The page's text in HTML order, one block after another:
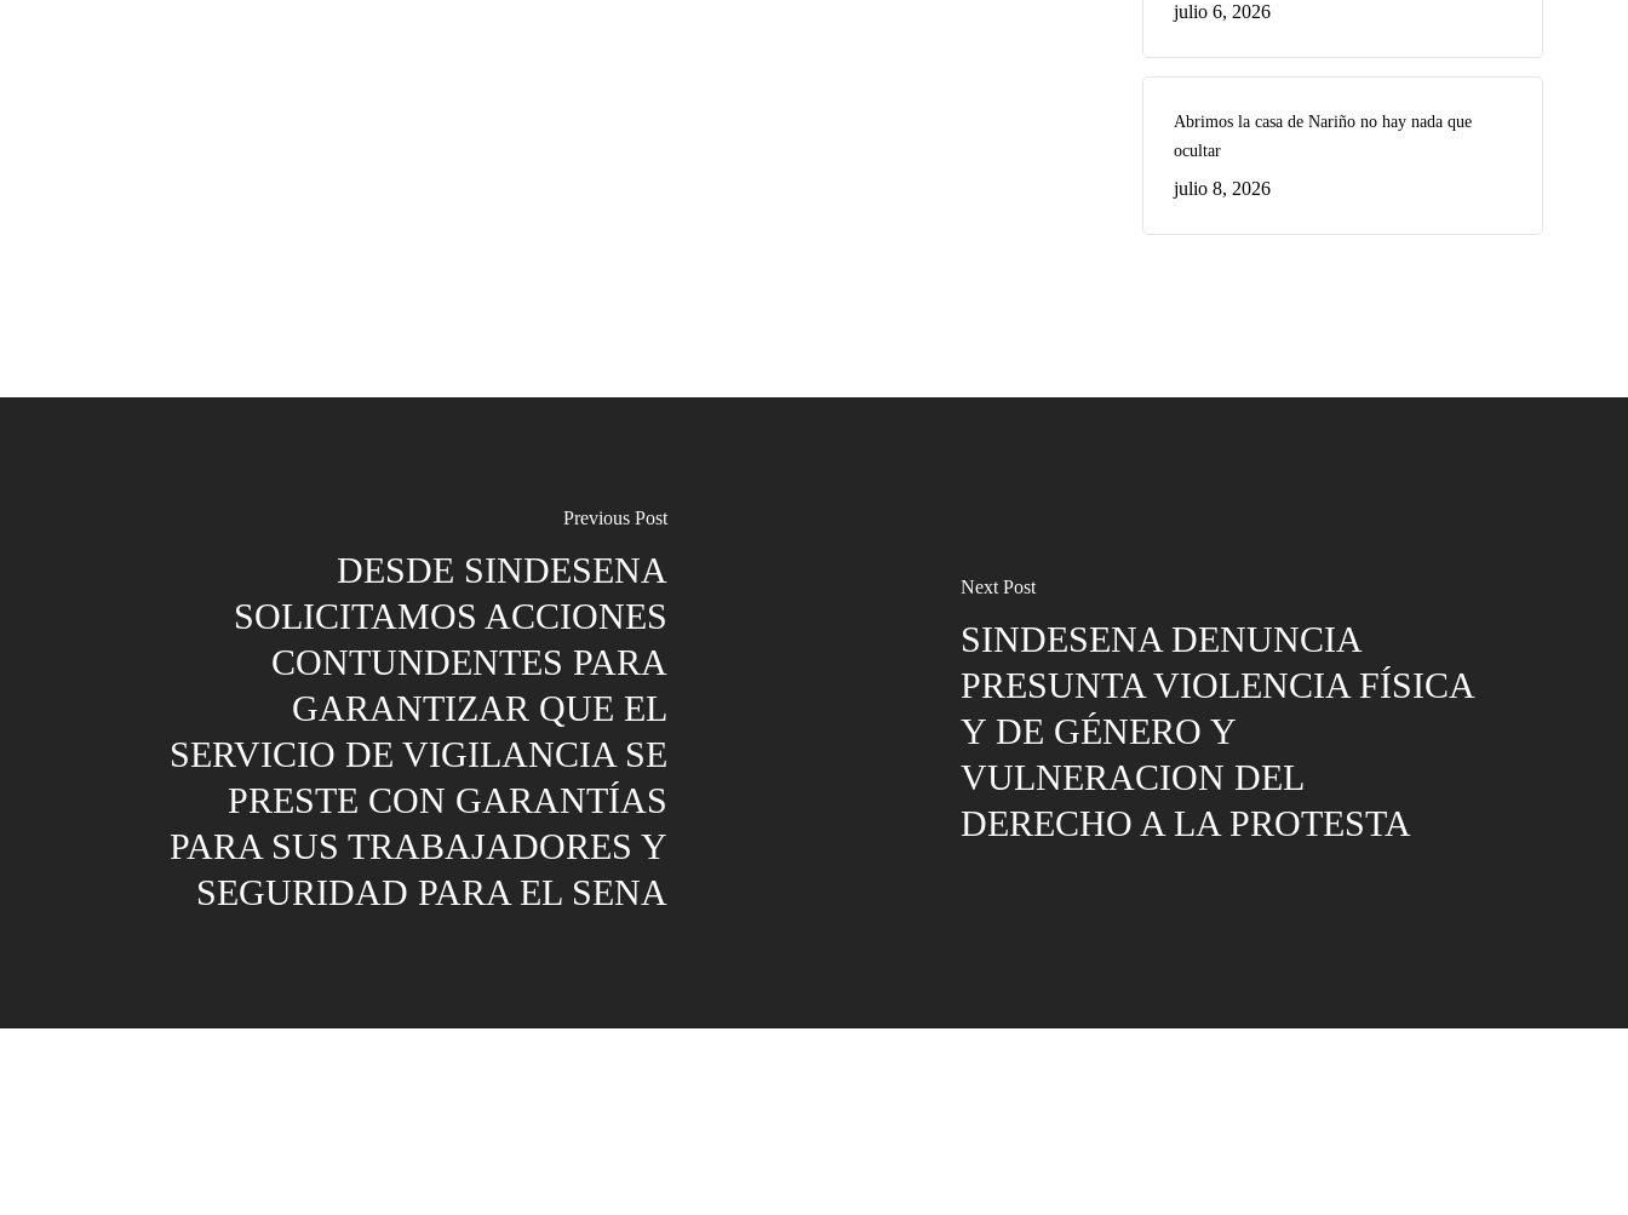
julio 6, 2026
Abrimos la casa de Nariño no hay nada que
ocultar
julio 8, 2026
Previous Post
DESDE SINDESENA
SOLICITAMOS ACCIONES
CONTUNDENTES PARA
GARANTIZAR QUE EL
SERVICIO DE VIGILANCIA SE
PRESTE CON GARANTÍAS
PARA SUS TRABAJADORES Y
SEGURIDAD PARA EL SENA
Next Post
SINDESENA DENUNCIA
PRESUNTA VIOLENCIA FÍSICA
Y DE GÉNERO Y
VULNERACION DEL
DERECHO A LA PROTESTA